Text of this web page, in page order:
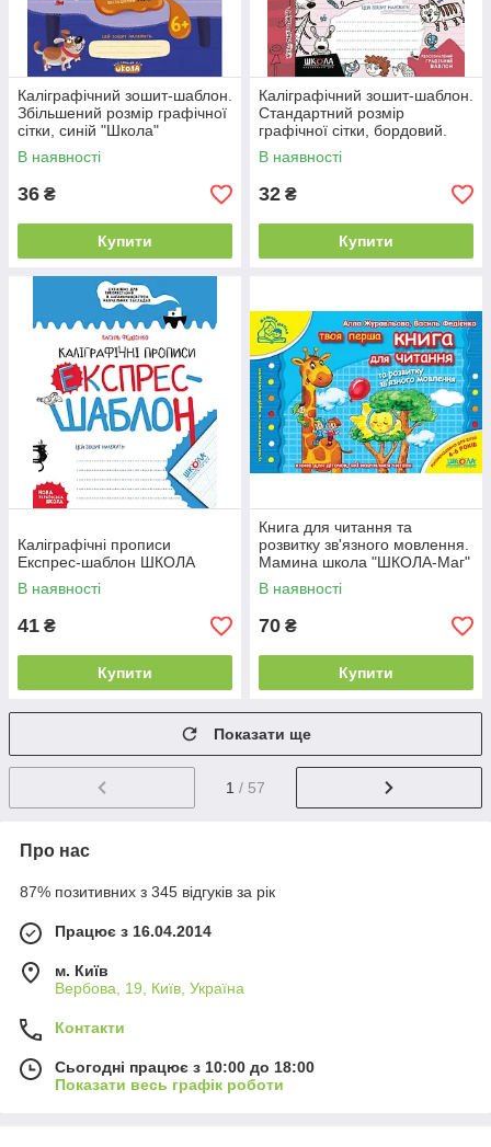
Каліграфічний зошит-шаблон.
Збільшений розмір графічної
сітки, синій "Школа"
В наявності
36 ₴
Купити
Каліграфічний зошит-шаблон.
Стандартний розмір
графічної сітки, бордовий.
В наявності
32 ₴
Купити
Каліграфічні прописи
Експрес-шаблон ШКОЛА
В наявності
41 ₴
Купити
Книга для читання та
розвитку зв'язного мовлення.
Мамина школа "ШКОЛА-Маг"
В наявності
70 ₴
Купити
Показати ще
1 / 57
Про нас
87% позитивних з 345 відгуків за рік
Працює з 16.04.2014
м. Київ
Вербова, 19, Київ, Україна
Контакти
Сьогодні працює з 10:00 до 18:00
Показати весь графік роботи